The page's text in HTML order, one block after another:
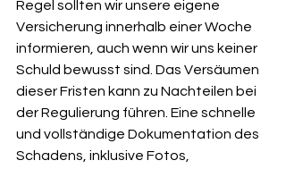
Regel sollten wir unsere eigene
Versicherung innerhalb einer Woche
informieren, auch wenn wir uns keiner
Schuld bewusst sind. Das Versäumen
dieser Fristen kann zu Nachteilen bei
der Regulierung führen. Eine schnelle
und vollständige Dokumentation des
Schadens, inklusive Fotos,